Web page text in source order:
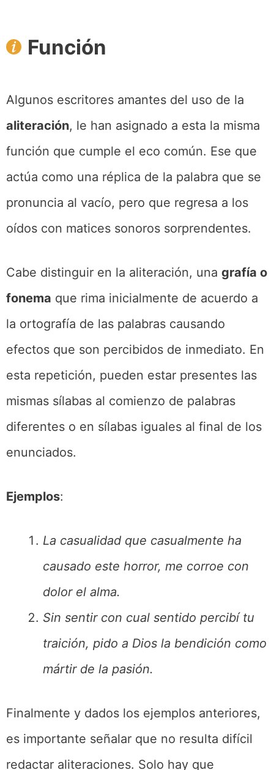
Función
Algunos escritores amantes del uso de la
aliteración, le han asignado a esta la misma
función que cumple el eco común. Ese que
actúa como una réplica de la palabra que se
pronuncia al vacío, pero que regresa a los
oídos con matices sonoros sorprendentes.
Cabe distinguir en la aliteración, una grafía o
fonema que rima inicialmente de acuerdo a
la ortografía de las palabras causando
efectos que son percibidos de inmediato. En
esta repetición, pueden estar presentes las
mismas sílabas al comienzo de palabras
diferentes o en sílabas iguales al final de los
enunciados.
Ejemplos:
La casualidad que casualmente ha
causado este horror, me corroe con
dolor el alma.
Sin sentir con cual sentido percibí tu
traición, pido a Dios la bendición como
mártir de la pasión.
Finalmente y dados los ejemplos anteriores,
es importante señalar que no resulta difícil
redactar aliteraciones. Solo hay que